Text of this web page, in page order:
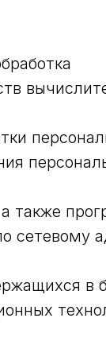
также
сетевому
в